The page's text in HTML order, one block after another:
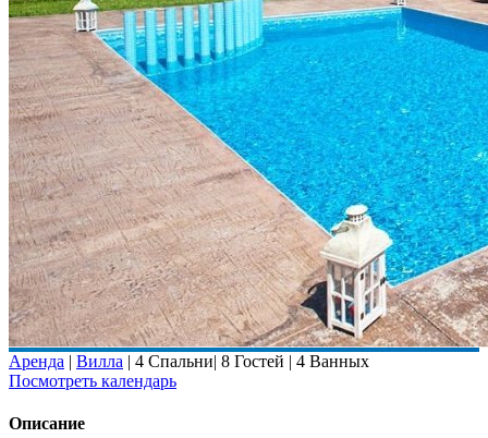
Аренда | Вилла | 4 Спальни| 8 Гостей | 4 Ванных
Посмотреть календарь
Описание